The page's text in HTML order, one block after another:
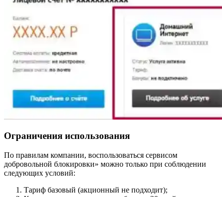
Ограничения использования
По правилам компании, воспользоваться сервисом
добровольной блокировки» можно только при соблюдении
следующих условий:
Тариф базовый (акционный не подходит);